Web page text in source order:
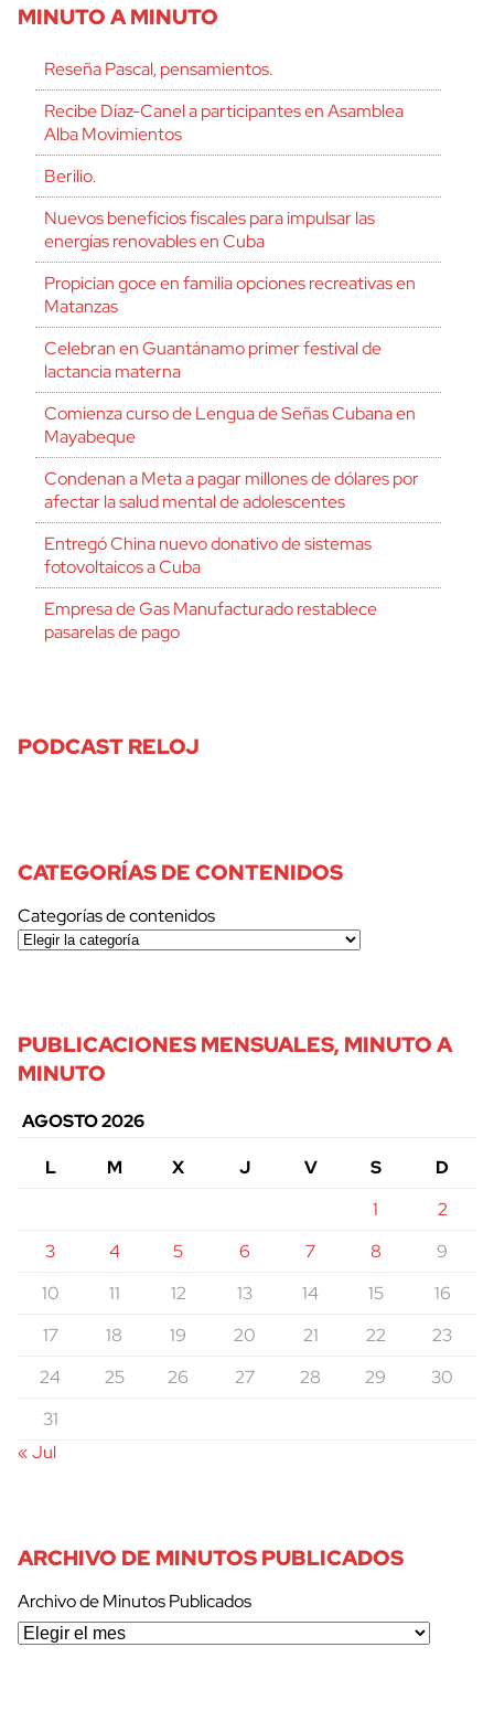
MINUTO A MINUTO
Reseña Pascal, pensamientos.
Recibe Díaz-Canel a participantes en Asamblea
Alba Movimientos
Berilio.
Nuevos beneficios fiscales para impulsar las
energías renovables en Cuba
Propician goce en familia opciones recreativas en
Matanzas
Celebran en Guantánamo primer festival de
lactancia materna
Comienza curso de Lengua de Señas Cubana en
Mayabeque
Condenan a Meta a pagar millones de dólares por
afectar la salud mental de adolescentes
Entregó China nuevo donativo de sistemas
fotovoltaicos a Cuba
Empresa de Gas Manufacturado restablece
pasarelas de pago
PODCAST RELOJ
CATEGORÍAS DE CONTENIDOS
Categorías de contenidos
PUBLICACIONES MENSUALES, MINUTO A
MINUTO
AGOSTO 2026
L
M X J V S
D
1
2
3
4 5 6 7 8
9
10
11 12 13 14 15
16
17
18 19 20 21 22
23
24
25 26 27 28 29
30
31
« Jul
ARCHIVO DE MINUTOS PUBLICADOS
Archivo de Minutos Publicados